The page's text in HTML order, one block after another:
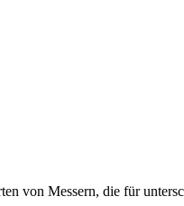
von Messern, die für